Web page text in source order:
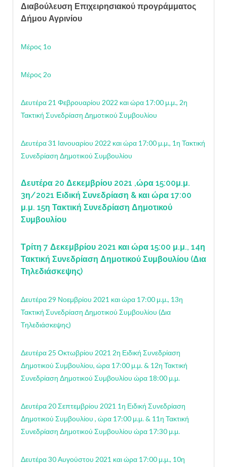
Διαβούλευση Επιχειρησιακού προγράμματος
Δήμου Αγρινίου
Μέρος 1ο
Μέρος 2ο
Δευτέρα 21 Φεβρουαρίου 2022 και ώρα 17:00 μ.μ., 2η
Τακτική Συνεδρίαση Δημοτικού Συμβουλίου
Δευτέρα 31 Ιανουαρίου 2022 και ώρα 17:00 μ.μ., 1η Τακτική
Συνεδρίαση Δημοτικού Συμβουλίου
Δευτέρα 20 Δεκεμβρίου 2021 ,ώρα 15:00μ.μ.
3η/2021 Ειδική Συνεδρίαση & και ώρα 17:00
μ.μ. 15η Τακτική Συνεδρίαση Δημοτικού
Συμβουλίου
Τρίτη 7 Δεκεμβρίου 2021 και ώρα 15:00 μ.μ., 14η
Τακτική Συνεδρίαση Δημοτικού Συμβουλίου (Δια
Τηλεδιάσκεψης)
Δευτέρα 29 Νοεμβρίου 2021 και ώρα 17:00 μ.μ., 13η
Τακτική Συνεδρίαση Δημοτικού Συμβουλίου (Δια
Τηλεδιάσκεψης)
Δευτέρα 25 Οκτωβρίου 2021 2η Ειδική Συνεδρίαση
Δημοτικού Συμβουλίου, ώρα 17:00 μ.μ. & 12η Τακτική
Συνεδρίαση Δημοτικού Συμβουλίου ώρα 18:00 μ.μ.
Δευτέρα 20 Σεπτεμβρίου 2021 1η Ειδική Συνεδρίαση
Δημοτικού Συμβουλίου , ώρα 17:00 μ.μ. & 11η Τακτική
Συνεδρίαση Δημοτικού Συμβουλίου ώρα 17:30 μ.μ.
Δευτέρα 30 Αυγούστου 2021 και ώρα 17:00 μ.μ., 10η